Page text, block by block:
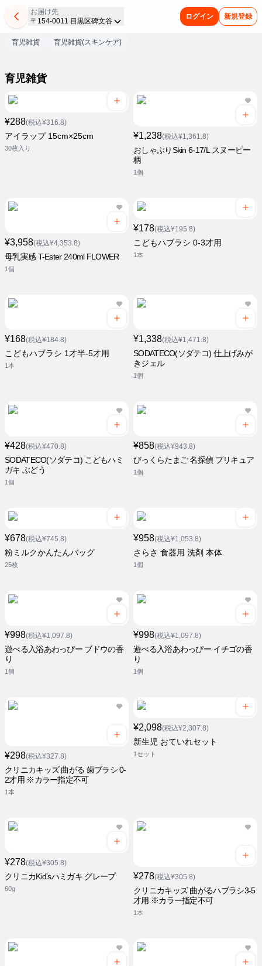
お届け先
〒154-0011 目黒区碑文谷
ログイン 新規登録
育児雑貨 育児雑貨(スキンケア)
育児雑貨
¥288(税込¥316.8)
アイラップ 15cm×25cm
30枚入り
¥1,238(税込¥1,361.8)
おしゃぶりSkin 6-17/L スヌーピー
柄
1個
¥3,958(税込¥4,353.8)
母乳実感 T-Ester 240ml FLOWER
1個
¥178(税込¥195.8)
こどもハブラシ 0-3才用
1本
¥168(税込¥184.8)
こどもハブラシ 1才半-5才用
1本
¥1,338(税込¥1,471.8)
SODATECO(ソダテコ) 仕上げみが
きジェル
1個
¥428(税込¥470.8)
SODATECO(ソダテコ) こどもハミ
ガキ ぶどう
1個
¥858(税込¥943.8)
びっくらたまご 名探偵 プリキュア
1個
¥678(税込¥745.8)
粉ミルクかんたんバッグ
25枚
¥958(税込¥1,053.8)
さらさ 食器用 洗剤 本体
1個
¥998(税込¥1,097.8)
遊べる入浴あわっぴー ブドウの香
り
1個
¥998(税込¥1,097.8)
遊べる入浴あわっぴー イチゴの香
り
1個
¥298(税込¥327.8)
クリニカキッズ 曲がる 歯ブラシ 0-
2才用 ※カラー指定不可
1本
¥2,098(税込¥2,307.8)
新生児 おていれセット
1セット
¥278(税込¥305.8)
クリニカKid'sハミガキ グレープ
60g
¥278(税込¥305.8)
クリニカキッズ 曲がるハブラシ3-5
才用 ※カラー指定不可
1本